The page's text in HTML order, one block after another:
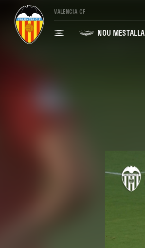
VALENCIA CF
NOU MESTALLA